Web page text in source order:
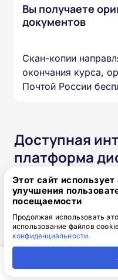
Вы получаете
документов
Скан-копии
окончания курса,
Почтой России
Доступная
платформа
обучения
Онлайн-формат
обучение в любое
любого устройства.
процесс так, как
Этот сайт
улучшения
посещаемости
Продолжая использовать
использование файлов
конфиденциальности.